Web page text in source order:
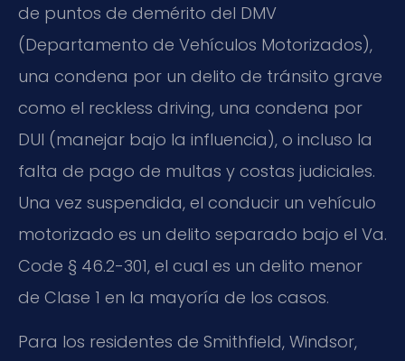
de puntos de demérito del DMV
(Departamento de Vehículos Motorizados),
una condena por un delito de tránsito grave
como el reckless driving, una condena por
DUI (manejar bajo la influencia), o incluso la
falta de pago de multas y costas judiciales.
Una vez suspendida, el conducir un vehículo
motorizado es un delito separado bajo el Va.
Code § 46.2-301, el cual es un delito menor
de Clase 1 en la mayoría de los casos.
Para los residentes de Smithfield, Windsor,